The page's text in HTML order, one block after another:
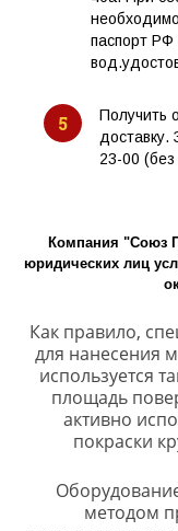
паспорт РФ
5
Получить
доставку.
23-00
Компания "Союз
юридических лиц
Как правило,
для нанесения
используется
площадь
активно
покраски
методом